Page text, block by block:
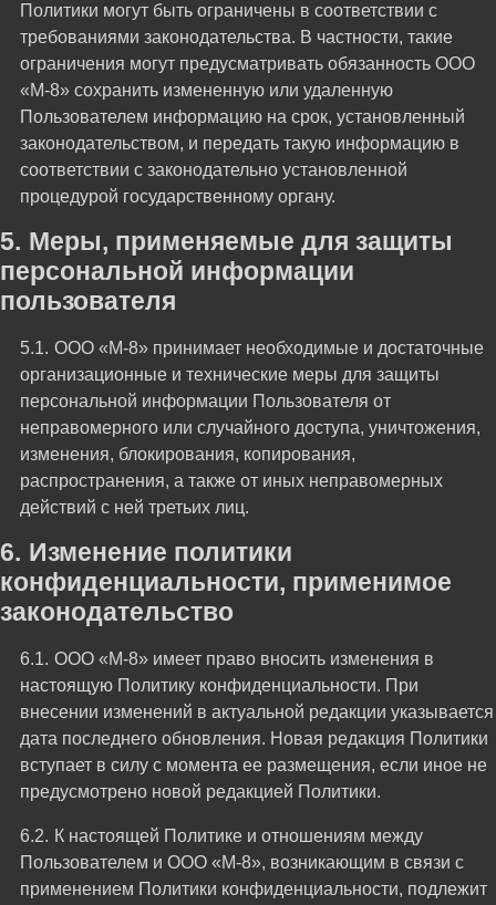
Политики могут быть ограничены в соответствии с
требованиями законодательства. В частности, такие
ограничения могут предусматривать обязанность ООО
«М-8» сохранить измененную или удаленную
Пользователем информацию на срок, установленный
законодательством, и передать такую информацию в
соответствии с законодательно установленной
процедурой государственному органу.
Меры, применяемые для защиты
персональной информации
пользователя
ООО «М-8» принимает необходимые и достаточные
организационные и технические меры для защиты
персональной информации Пользователя от
неправомерного или случайного доступа, уничтожения,
изменения, блокирования, копирования,
распространения, а также от иных неправомерных
действий с ней третьих лиц.
Изменение политики
конфиденциальности, применимое
законодательство
ООО «М-8» имеет право вносить изменения в
настоящую Политику конфиденциальности. При
внесении изменений в актуальной редакции указывается
дата последнего обновления. Новая редакция Политики
вступает в силу с момента ее размещения, если иное не
предусмотрено новой редакцией Политики.
К настоящей Политике и отношениям между
Пользователем и ООО «М-8», возникающим в связи с
применением Политики конфиденциальности, подлежит